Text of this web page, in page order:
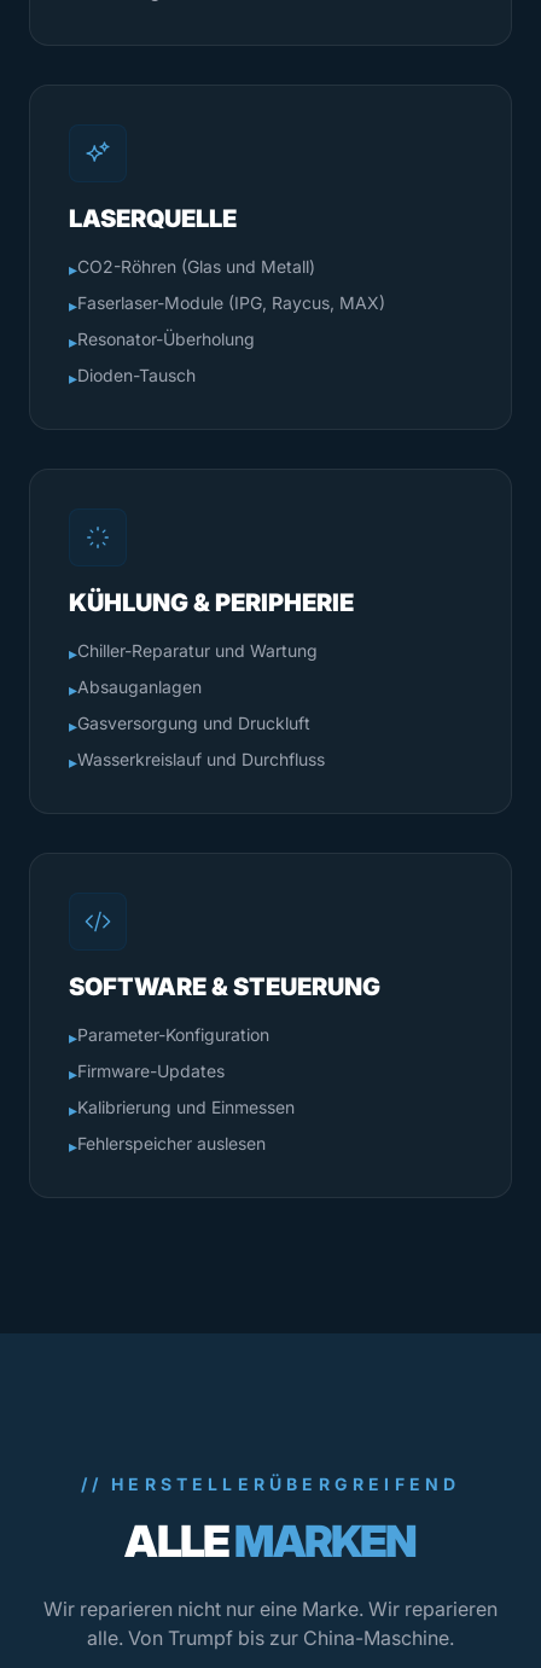
LASERQUELLE
▸CO2-Röhren (Glas und Metall)
▸Faserlaser-Module (IPG, Raycus, MAX)
▸Resonator-Überholung
▸Dioden-Tausch
KÜHLUNG & PERIPHERIE
▸Chiller-Reparatur und Wartung
▸Absauganlagen
▸Gasversorgung und Druckluft
▸Wasserkreislauf und Durchfluss
SOFTWARE & STEUERUNG
▸Parameter-Konfiguration
▸Firmware-Updates
▸Kalibrierung und Einmessen
▸Fehlerspeicher auslesen
// HERSTELLERÜBERGREIFEND
ALLEMARKEN
Wir reparieren nicht nur eine Marke. Wir reparieren
alle. Von Trumpf bis zur China-Maschine.